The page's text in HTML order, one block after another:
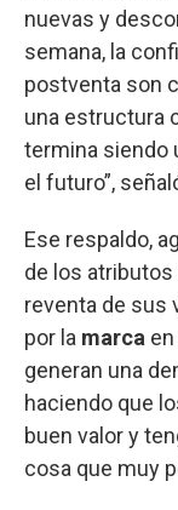
nuevas y
semana, la
postventa son
una estructura
termina siendo
el futuro”,
Ese respaldo,
de los
reventa de sus
por la marca
generan una
haciendo que
buen valor y
cosa que muy